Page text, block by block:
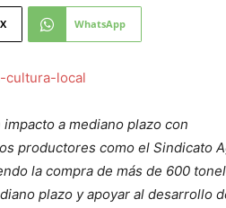
X WhatsApp
a mediano plazo con
productores como el Sindicato
la compra de más de 600
plazo y apoyar al desarrollo